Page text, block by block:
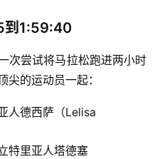
到1:59:40
次尝试将马拉松跑进两小时
的运动员一起：
人德西萨（Lelisa
特里亚人塔德塞